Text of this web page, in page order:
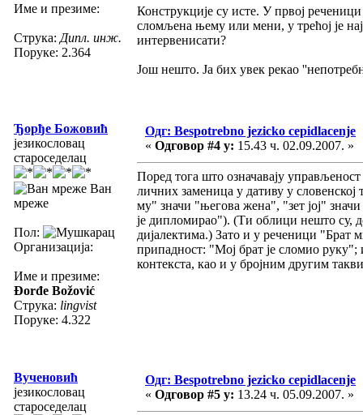
Име и презиме:
Струка: Дипл. инж.
Поруке: 2.364
Конструкције су исте. У првој реченици
сломљена њему или мени, у трећој је
интервенисати?
Још нешто. Ја бих увек рекао
Ђорђе Божовић
језикословац
староседелац
Ван
мреже
Пол:
Организација:
Име и презиме:
Đorđe Božović
Струка: lingvist
Поруке: 4.322
Одг: Bespotrebno jezicko cepidlacenje
« Одговор #4 у: 15.43 ч. 02.09.2007. »
Поред тога што означавају
личних заменица у дативу у
му" значи "његова жена", "зет јој"
је дипломирао"). (Ти облици нешто су,
дијалектима.) Зато и у реченици "Брат
припадност: "Мој брат је сломио руку";
контекста, као и у бројним другим
Вученовић
језикословац
староседелац
Одг: Bespotrebno jezicko cepidlacenje
« Одговор #5 у: 13.24 ч. 05.09.2007. »